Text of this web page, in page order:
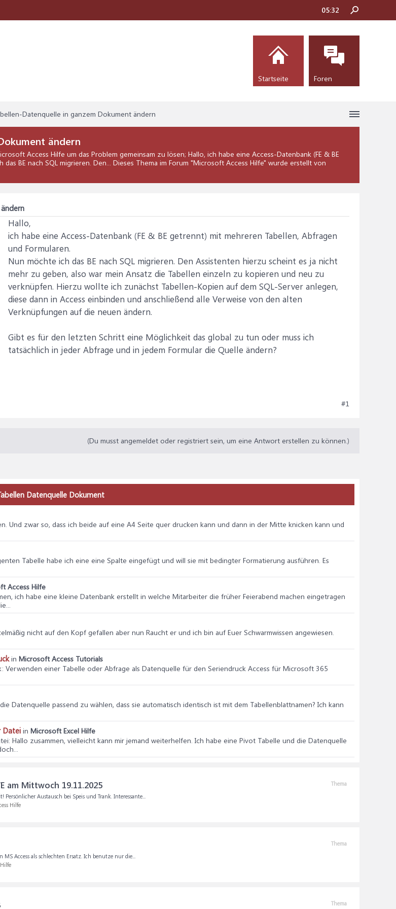
Datenquelle in ganzem Dokument ändern
ändern
Access Hilfe um das Problem gemeinsam zu lösen; Hallo, ich habe eine Access-Datenbank (FE & BE
BE nach SQL migrieren. Den... Dieses Thema im Forum "Microsoft Access Hilfe" wurde erstellt von
Hallo,
ich habe eine Access-Datenbank (FE & BE getrennt) mit mehreren Tabellen, Abfragen
und Formularen.
Nun möchte ich das BE nach SQL migrieren. Den Assistenten hierzu scheint es ja nicht
mehr zu geben, also war mein Ansatz die Tabellen einzeln zu kopieren und neu zu
verknüpfen. Hierzu wollte ich zunächst Tabellen-Kopien auf dem SQL-Server anlegen,
diese dann in Access einbinden und anschließend alle Verweise von den alten
Verknüpfungen auf die neuen ändern.
Gibt es für den letzten Schritt eine Möglichkeit das global zu tun oder muss ich
tatsächlich in jeder Abfrage und in jedem Formular die Quelle ändern?
#1
(Du musst angemeldet oder registriert sein, um eine Antwort erstellen zu können.)
Datenquelle Dokument
Und zwar so, dass ich beide auf eine A4 Seite quer drucken kann und dann in der Mitte knicken kann und
Tabelle habe ich eine eine Spalte eingefügt und will sie mit bedingter Formatierung ausführen. Es
Access Hilfe
ich habe eine kleine Datenbank erstellt in welche Mitarbeiter die früher Feierabend machen eingetragen
nicht auf den Kopf gefallen aber nun Raucht er und ich bin auf Euer Schwarmwissen angewiesen.
in Microsoft Access Tutorials
: Verwenden einer Tabelle oder Abfrage als Datenquelle für den Seriendruck Access für Microsoft 365
Datenquelle passend zu wählen, dass sie automatisch identisch ist mit dem Tabellenblattnamen? Ich kann
Datei in Microsoft Excel Hilfe
: Hallo zusammen, vielleicht kann mir jemand weiterhelfen. Ich habe eine Pivot Tabelle und die Datenquelle
Thema
am Mittwoch 19.11.2025
Persönlicher Austausch bei Speis und Trank. Interessante...
Hilfe
Thema
Access als schlechten Ersatz. Ich benutze nur die...
Thema
05:32
Startseite Foren